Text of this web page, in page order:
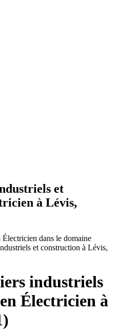
et
à Lévis,
dans le domaine
et construction à Lévis,
industriels
Électricien à
)